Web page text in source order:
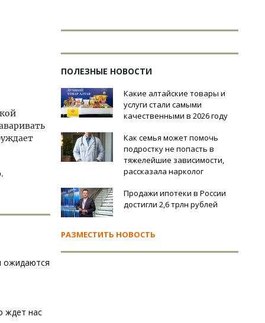
ожидаются
ждет нас
ПОЛЕЗНЫЕ НОВОСТИ
Какие алтайские товары и
услуги стали самыми
качественными в 2026 году
Как семья может помочь
подростку не попасть в
тяжелейшие зависимости,
рассказала нарколог
Продажи ипотеки в России
достигли 2,6 трлн рублей
РАЗМЕСТИТЬ НОВОСТЬ